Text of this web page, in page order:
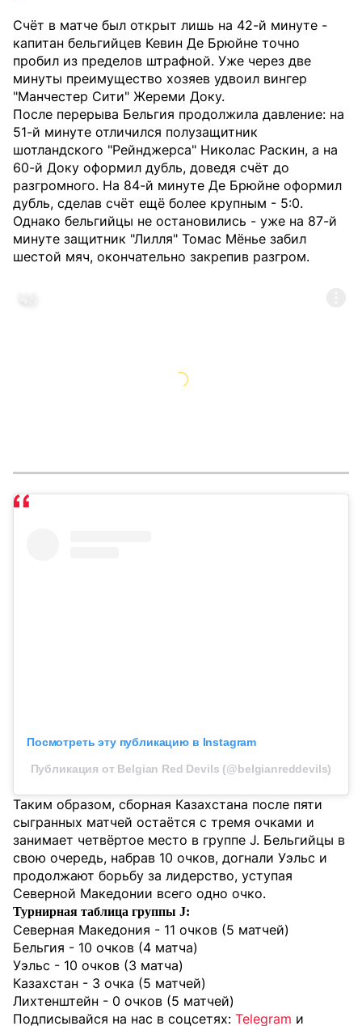
Счёт в матче был открыт лишь на 42-й минуте -
капитан бельгийцев Кевин Де Брюйне точно
пробил из пределов штрафной. Уже через две
минуты преимущество хозяев удвоил вингер
"Манчестер Сити" Жереми Доку.
После перерыва Бельгия продолжила давление: на
51-й минуте отличился полузащитник
шотландского "Рейнджерса" Николас Раскин, а на
60-й Доку оформил дубль, доведя счёт до
разгромного. На 84-й минуте Де Брюйне оформил
дубль, сделав счёт ещё более крупным - 5:0.
Однако бельгийцы не остановились - уже на 87-й
минуте защитник "Лилля" Томас Мёнье забил
шестой мяч, окончательно закрепив разгром.
Посмотреть эту публикацию в Instagram
Публикация от Belgian Red Devils (@belgianreddevils)
Таким образом, сборная Казахстана после пяти
сыгранных матчей остаётся с тремя очками и
занимает четвёртое место в группе J. Бельгийцы в
свою очередь, набрав 10 очков, догнали Уэльс и
продолжают борьбу за лидерство, уступая
Северной Македонии всего одно очко.
Турнирная таблица группы J:
Северная Македония - 11 очков (5 матчей)
Бельгия - 10 очков (4 матча)
Уэльс - 10 очков (3 матча)
Казахстан - 3 очка (5 матчей)
Лихтенштейн - 0 очков (5 матчей)
Подписывайся на нас в соцсетях: Telegram и